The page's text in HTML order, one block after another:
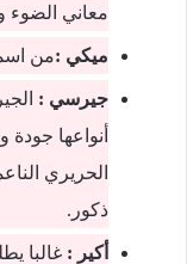
معاني الضوء
ميكي :من
جيرسي :
أنواعها
الحريري
ذكور.
أكير : غالبا